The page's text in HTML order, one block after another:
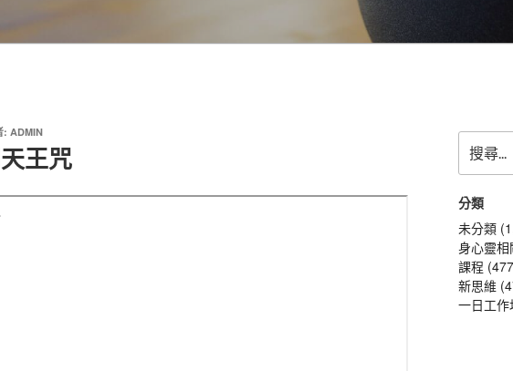
: ADMIN
王咒
尋
關
鍵
字:
分類
未分類
身心靈
課程
新思維
一日工